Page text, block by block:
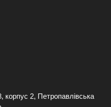
корпус 2, Петропавлівська